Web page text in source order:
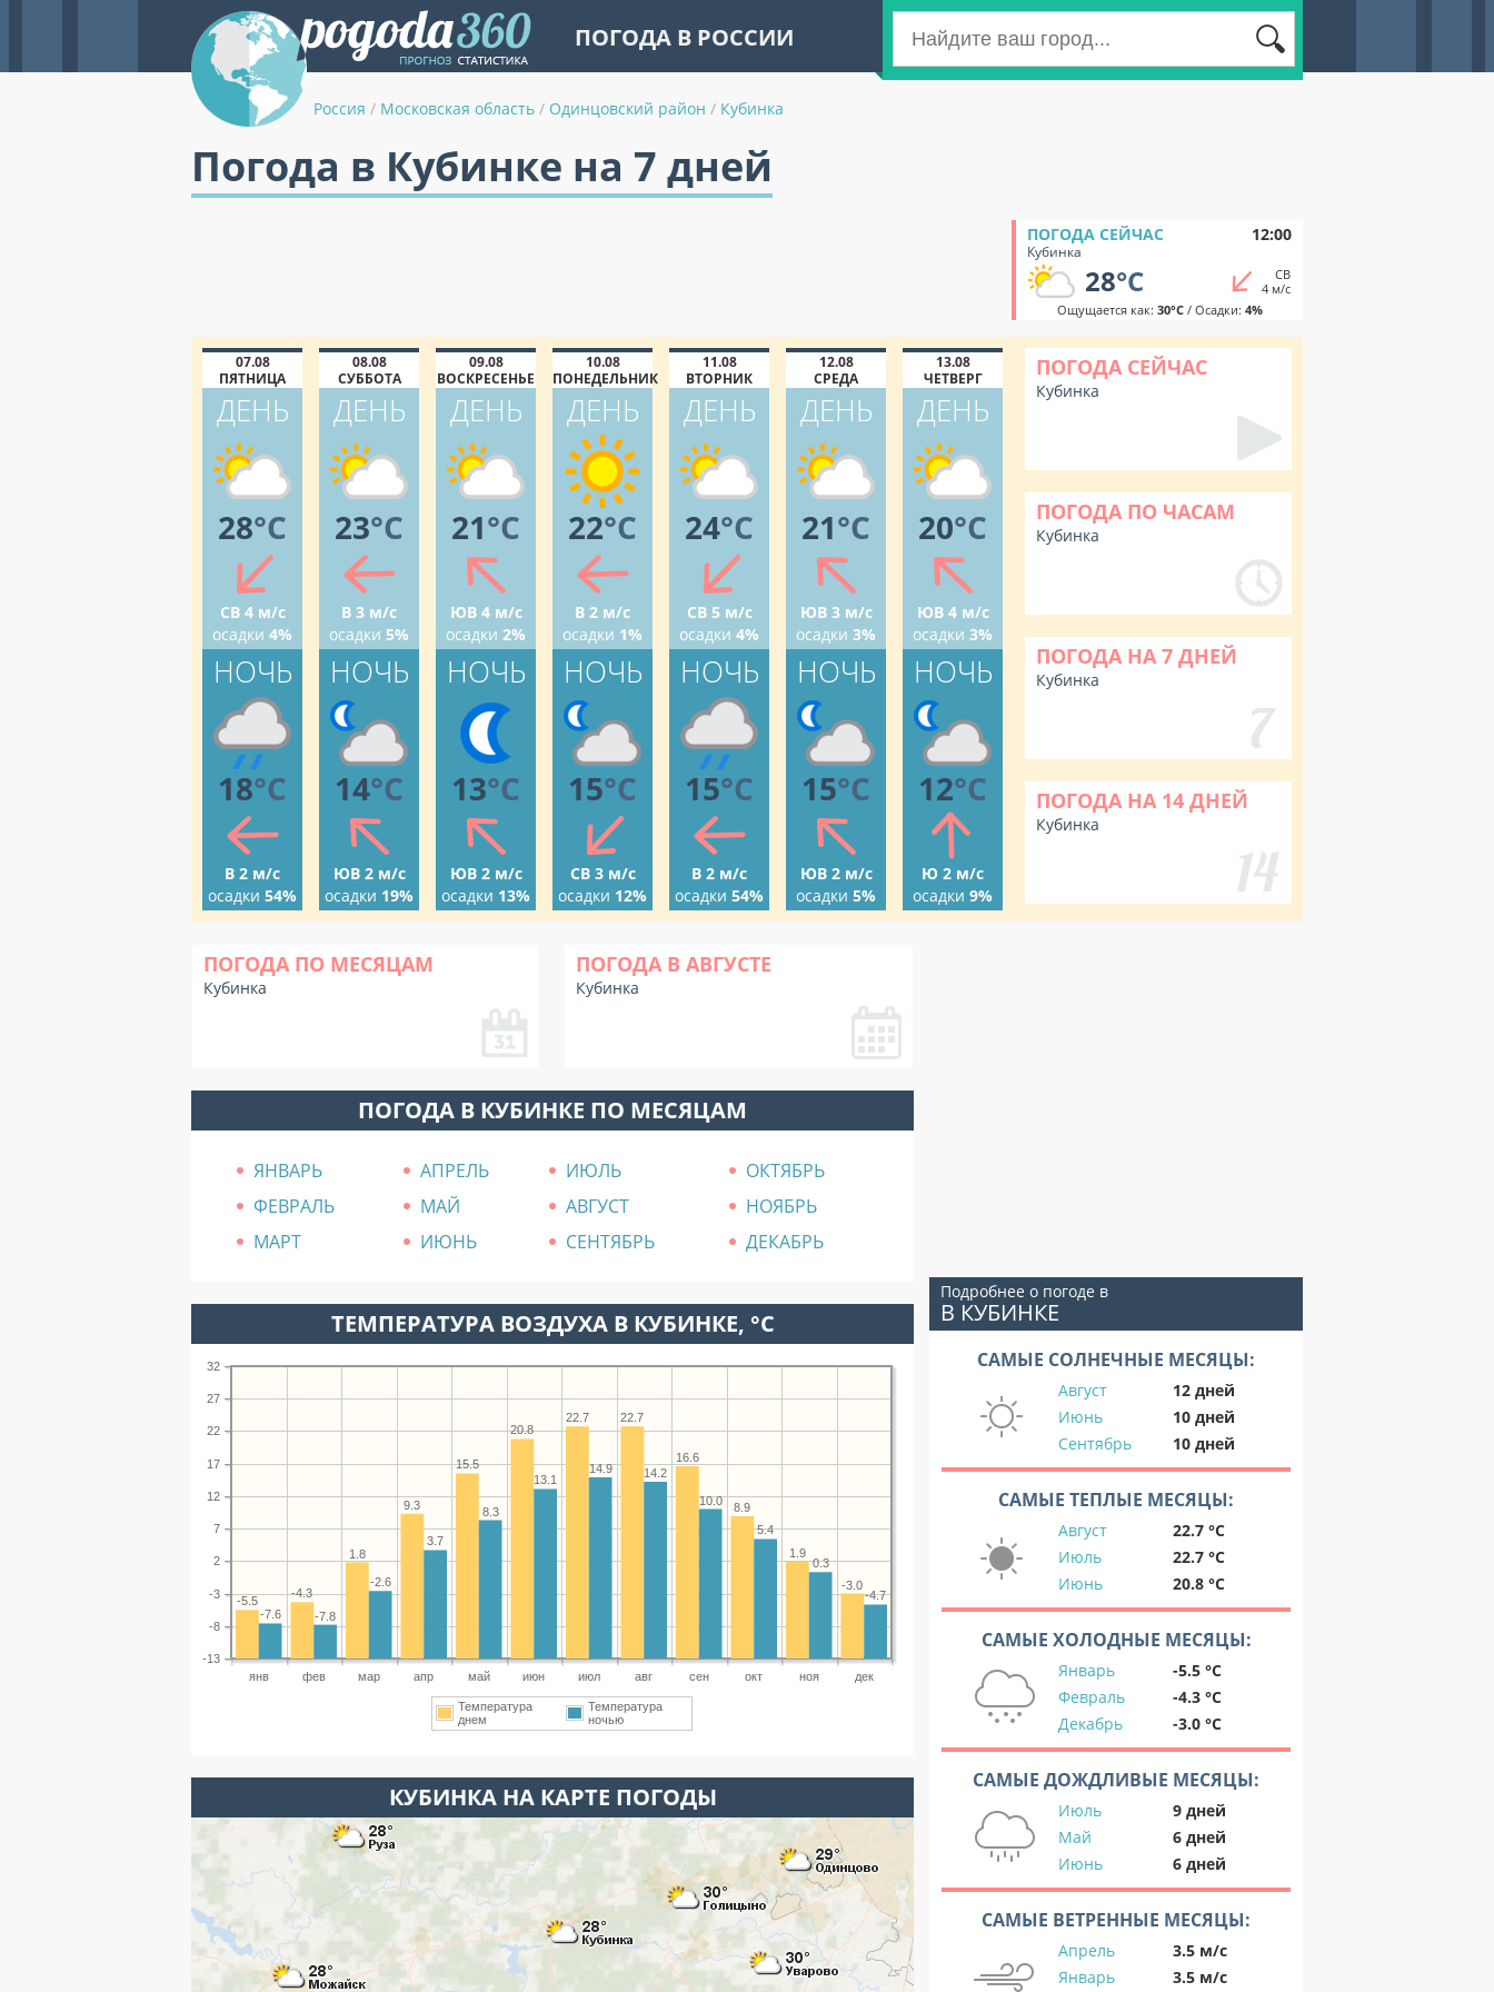
ПОГОДА В РОССИИ
Россия / Московская область / Одинцовский район / Кубинка
Погода в Кубинке на 7 дней
ПОГОДА СЕЙЧАС 12:00
Кубинка
28°C
СВ
4 м/с
Ощущается как: 30°C/ Осадки: 4%
07.08
ПЯТНИЦА
ДЕНЬ
28°C
СВ 4 м/с
осадки 4%
НОЧЬ
18°C
В 2 м/с
осадки 54%
08.08
СУББОТА
ДЕНЬ
23°C
В 3 м/с
осадки 5%
НОЧЬ
14°C
ЮВ 2 м/с
осадки 19%
09.08
ВОСКРЕСЕНЬЕ
ДЕНЬ
21°C
ЮВ 4 м/с
осадки 2%
НОЧЬ
13°C
ЮВ 2 м/с
осадки 13%
10.08
ПОНЕДЕЛЬНИК
ДЕНЬ
22°C
В 2 м/с
осадки 1%
НОЧЬ
15°C
СВ 3 м/с
осадки 12%
11.08
ВТОРНИК
ДЕНЬ
24°C
СВ 5 м/с
осадки 4%
НОЧЬ
15°C
В 2 м/с
осадки 54%
12.08
СРЕДА
ДЕНЬ
21°C
ЮВ 3 м/с
осадки 3%
НОЧЬ
15°C
ЮВ 2 м/с
осадки 5%
13.08
ЧЕТВЕРГ
ДЕНЬ
20°C
ЮВ 4 м/с
осадки 3%
НОЧЬ
12°C
Ю 2 м/с
осадки 9%
ПОГОДА СЕЙЧАС
Кубинка
ПОГОДА ПО ЧАСАМ
Кубинка
ПОГОДА НА 7 ДНЕЙ
Кубинка
ПОГОДА НА 14 ДНЕЙ
Кубинка
ПОГОДА ПО МЕСЯЦАМ
Кубинка
ПОГОДА В АВГУСТЕ
Кубинка
ПОГОДА В КУБИНКЕ ПО МЕСЯЦАМ
ЯНВАРЬ АПРЕЛЬ ИЮЛЬ
ОКТЯБРЬ
ФЕВРАЛЬ
МАЙ АВГУСТ
НОЯБРЬ
МАРТ
ИЮНЬ СЕНТЯБРЬ ДЕКАБРЬ
ТЕМПЕРАТУРА ВОЗДУХА В КУБИНКЕ, °C
янв фев мар апр май июн июл авг сен окт ноя дек
-13
-8
-3
2
7
12
17
22
27
32
-3.0
1.9
8.9
16.6
22.7
22.7
20.8
15.5
9.3
1.8
-4.3
-5.5 -4.7
0.3
5.4
10.0
14.2
14.9
13.1
8.3
3.7
-2.6
-7.8
-7.6
Температура
днем
Температура
ночью
КУБИНКА НА КАРТЕ ПОГОДЫ
Подробнее о погоде в
В КУБИНКЕ
САМЫЕ СОЛНЕЧНЫЕ МЕСЯЦЫ:
Август
12 дней
Июнь
10 дней
Сентябрь
10 дней
САМЫЕ ТЕПЛЫЕ МЕСЯЦЫ:
Август
22.7 °C
Июль
22.7 °C
Июнь
20.8 °C
САМЫЕ ХОЛОДНЫЕ МЕСЯЦЫ:
Январь
-5.5 °C
Февраль
-4.3 °C
Декабрь
-3.0 °C
САМЫЕ ДОЖДЛИВЫЕ МЕСЯЦЫ:
Июль
9 дней
Май
6 дней
Июнь
6 дней
САМЫЕ ВЕТРЕННЫЕ МЕСЯЦЫ:
Апрель
3.5 м/с
Январь
3.5 м/с